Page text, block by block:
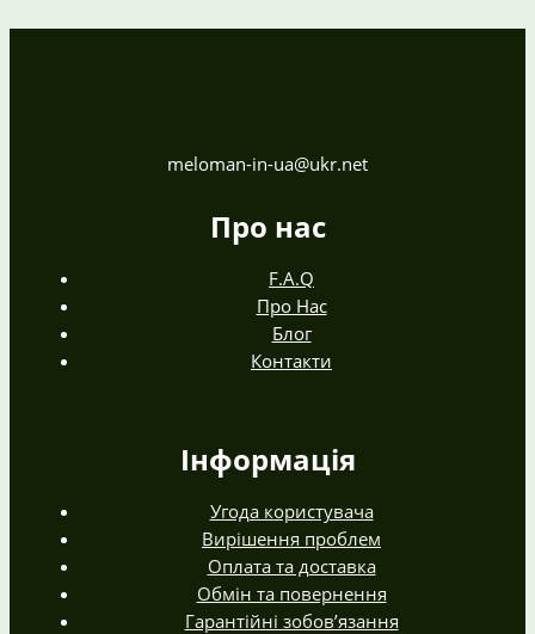
meloman-in-ua@ukr.net
Про нас
F.A.Q
Про Нас
Блог
Контакти
Інформація
Угода користувача
Вирішення проблем
Оплата та доставка
Обмін та повернення
Гарантійні зобов’язання